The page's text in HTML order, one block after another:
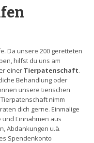
Da unsere 200 geretteten
hilfst du uns am
einer Tierpatenschaft.
Behandlung oder
unsere tierischen
nimm
dich gerne. Einmalige
Einnahmen aus
Abdankungen u.ä.
Spendenkonto